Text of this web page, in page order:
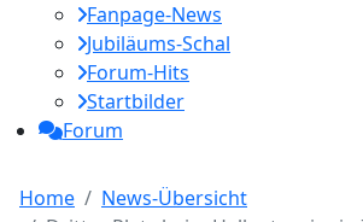
Fanpage-News
Jubiläums-Schal
Forum-Hits
Startbilder
Forum
Home
News-Übersicht